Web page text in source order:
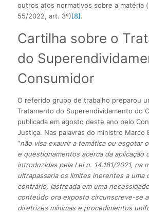
outros atos normativos sobre a matéria
55/2022, art. 3º)[8] .
Cartilha sobre o
do
Consumidor
O referido grupo de trabalho preparou
Tratamento do Superendividamento do
publicada em agosto deste ano pelo
Justiça. Nas palavras do ministro Marco
“não visa exaurir a temática ou esgotar
e questionamentos acerca da aplicação
introduzidas pela Lei n. 14.181/2021, na
ultrapassaria os limites inerentes a uma
contrário, lastreada em uma
conteúdo ora exposto circunscreve-se
diretrizes mínimas e procedimentos